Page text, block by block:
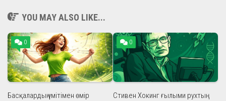
YOU MAY ALSO LIKE...
0
Басқалардың үмітімен өмір
0
Стивен Хокинг ғылыми рухтың